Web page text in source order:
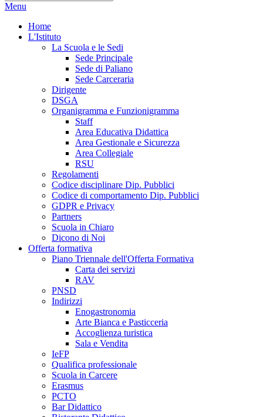
Menu
Home
L'Istituto
La Scuola e le Sedi
Sede Principale
Sede di Paliano
Sede Carceraria
Dirigente
DSGA
Organigramma e Funzionigramma
Staff
Area Educativa Didattica
Area Gestionale e Sicurezza
Area Collegiale
RSU
Regolamenti
Codice disciplinare Dip. Pubblici
Codice di comportamento Dip. Pubblici
GDPR e Privacy
Partners
Scuola in Chiaro
Dicono di Noi
Offerta formativa
Piano Triennale dell'Offerta Formativa
Carta dei servizi
RAV
PNSD
Indirizzi
Enogastronomia
Arte Bianca e Pasticceria
Accoglienza turistica
Sala e Vendita
IeFP
Qualifica professionale
Scuola in Carcere
Erasmus
PCTO
Bar Didattico